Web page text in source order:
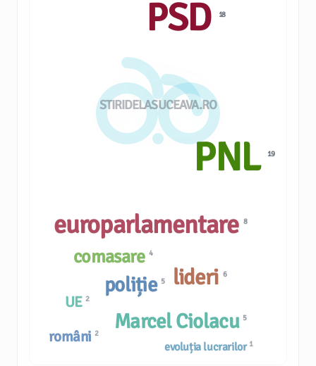
STIRIDELASUCEAVA.RO
lideri 6
UE 2
poliție 5
evoluția lucrarilor 1
comasare4
europarlamentare 8
PSD 18
români 2 Marcel Ciolacu 5
PNL 19